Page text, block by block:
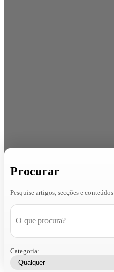
Procurar
Pesquise artigos, secções e conteúdos
Categoria: